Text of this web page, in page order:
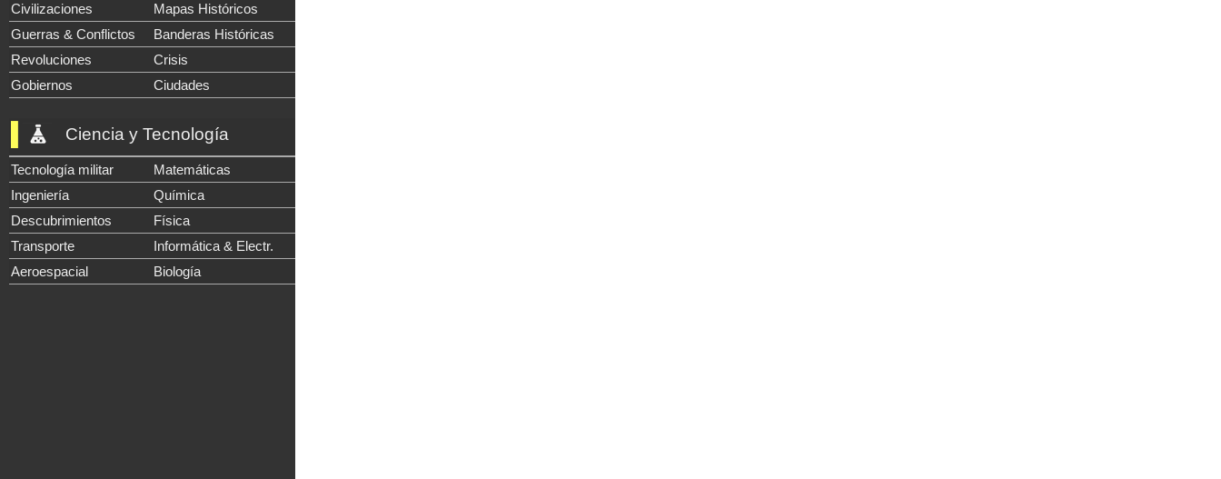
Civilizaciones
Mapas Históricos
Guerras & Conflictos
Banderas Históricas
Revoluciones
Crisis
Gobiernos
Ciudades
Ciencia y Tecnología
Tecnología militar
Matemáticas
Ingeniería
Química
Descubrimientos
Física
Transporte
Informática & Electr.
Aeroespacial
Biología